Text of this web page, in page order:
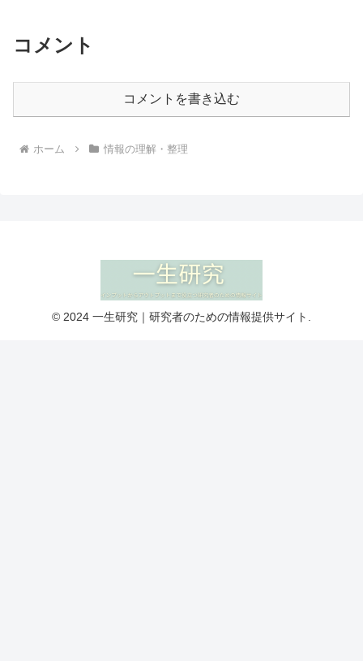
コメント
コメントを書き込む
ホーム 情報の理解・整理
© 2024 一生研究｜研究者のための情報提供サイト.